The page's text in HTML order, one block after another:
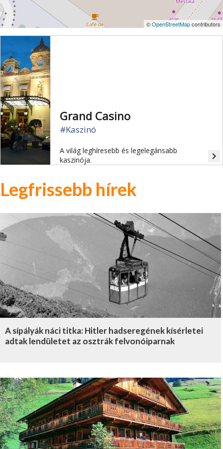
©OpenStreetMapcontributors
Grand Casino
#Kaszinó
A világ leghíresebb és legelegánsabb
kaszinója.
navigate_next
Legfrissebb hírek
A sípályák náci titka: Hitler hadseregének kísérletei
adtak lendületet az osztrák felvonóiparnak